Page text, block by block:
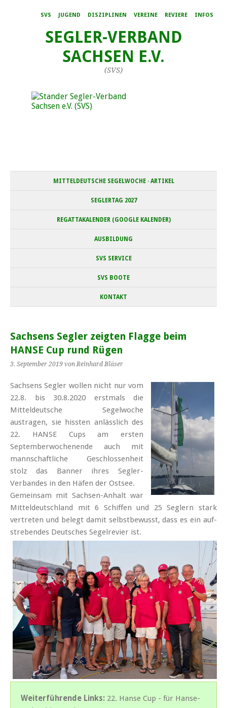
SVS JUGEND DISZIPLINEN VEREINE REVIERE INFOS
SEGLER-VERBAND
SACHSEN E.V.
(SVS)
MITTELDEUTSCHE SEGELWOCHE · ARTIKEL
SEGLERTAG 2027
REGATTAKALENDER (GOOGLE KALENDER)
AUSBILDUNG
SVS SERVICE
SVS BOOTE
KONTAKT
Sachsens Segler zeigten Flagge beim
HANSE Cup rund Rügen
3. September 2019 von Reinhard Bläser
Sachsens Segler wollen nicht nur vom
22.8. bis 30.8.2020 erstmals die
Mittel­deutsche Segel­woche
austragen, sie hissten anlässlich des
22. HANSE Cups am ersten
September­wochen­ende auch mit
mann­schaft­liche Geschlossen­heit
stolz das Banner ihres Segler-
Verbandes in den Häfen der Ostsee.
Gemein­sam mit Sachsen-Anhalt war
Mittel­deutschland mit 6 Schiffen und 25 Seglern stark
vertreten und belegt damit selbst­bewusst, dass es ein auf­
strebendes Deutsches Segel­revier ist.
Weiterführende Links: 22. Hanse Cup - für Hanse-